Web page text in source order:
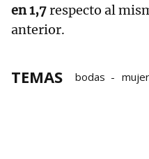
en 1,7respecto al
anterior.
TEMAS bodas